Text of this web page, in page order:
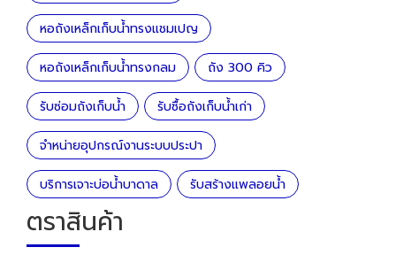
หอถังเหล็กเก็บน้ำทรงแชมเปญ
หอถังเหล็กเก็บน้ำทรงกลม ถัง 300 คิว
รับซ่อมถังเก็บน้ำ รับซื้อถังเก็บน้ำเก่า
จำหน่ายอุปกรณ์งานระบบประปา
บริการเจาะบ่อน้ำบาดาล รับสร้างแพลอยน้ำ
ตราสินค้า